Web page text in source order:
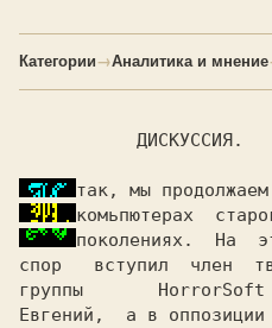
Категории→Аналитика и мнение
ДИСКУССИЯ.
спор   вступил  член
группы HorrorSoft
Евгений ,  а в оппозиции